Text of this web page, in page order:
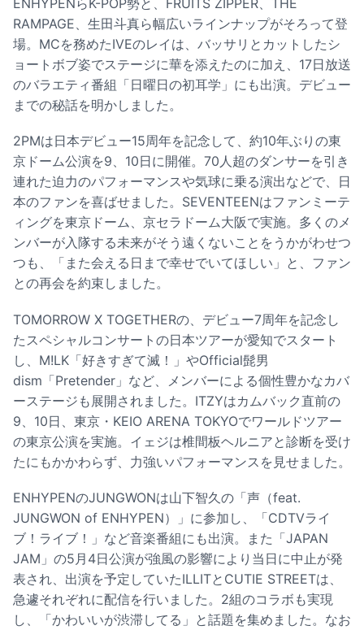
ENHYPENらK-POP勢と、FRUITS ZIPPER、THE
RAMPAGE、生田斗真ら幅広いラインナップがそろって登
場。MCを務めたIVEのレイは、バッサリとカットしたシ
ョートボブ姿でステージに華を添えたのに加え、17日放送
のバラエティ番組「日曜日の初耳学」にも出演。デビュー
までの秘話を明かしました。
2PMは日本デビュー15周年を記念して、約10年ぶりの東
京ドーム公演を9、10日に開催。70人超のダンサーを引き
連れた迫力のパフォーマンスや気球に乗る演出などで、日
本のファンを喜ばせました。SEVENTEENはファンミーテ
ィングを東京ドーム、京セラドーム大阪で実施。多くのメ
ンバーが入隊する未来がそう遠くないことをうかがわせつ
つも、「また会える日まで幸せでいてほしい」と、ファン
との再会を約束しました。
TOMORROW X TOGETHERの、デビュー7周年を記念し
たスペシャルコンサートの日本ツアーが愛知でスタート
し、M!LK「好きすぎて滅！」やOfficial髭男
dism「Pretender」など、メンバーによる個性豊かなカバ
ーステージも展開されました。ITZYはカムバック直前の
9、10日、東京・KEIO ARENA TOKYOでワールドツアー
の東京公演を実施。イェジは椎間板ヘルニアと診断を受け
たにもかかわらず、力強いパフォーマンスを見せました。
ENHYPENのJUNGWONは山下智久の「声（feat.
JUNGWON of ENHYPEN）」に参加し、「CDTVライ
ブ！ライブ！」など音楽番組にも出演。また「JAPAN
JAM」の5月4日公演が強風の影響により当日に中止が発
表され、出演を予定していたILLITとCUTIE STREETは、
急遽それぞれに配信を行いました。2組のコラボも実現
し、「かわいいが渋滞してる」と話題を集めました。なお